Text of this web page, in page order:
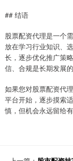
## 结语
股票配资代理是一个
放在学习行业知识、
长，逐步优化推广策
信、合规是长期发展的
如果您对股票配资代
平台开始，逐步摸索
慎，但机会永远留给有